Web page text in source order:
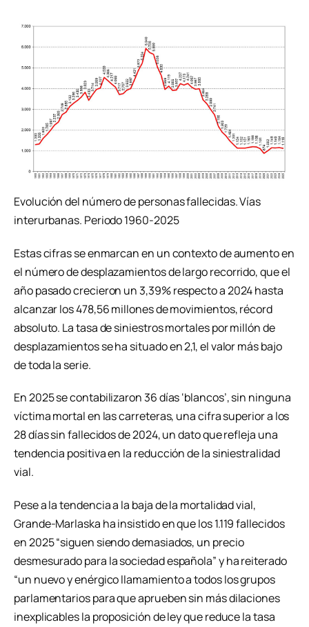
Evolución del número de personas fallecidas. Vías
interurbanas. Periodo 1960-2025
Estas cifras se enmarcan en un contexto de aumento en
el número de desplazamientos de largo recorrido, que el
año pasado crecieron un 3,39% respecto a 2024 hasta
alcanzar los 478,56 millones de movimientos, récord
absoluto. La tasa de siniestros mortales por millón de
desplazamientos se ha situado en 2,1, el valor más bajo
de toda la serie.
En 2025 se contabilizaron 36 días ‘blancos’, sin ninguna
víctima mortal en las carreteras, una cifra superior a los
28 días sin fallecidos de 2024, un dato que refleja una
tendencia positiva en la reducción de la siniestralidad
vial.
Pese a la tendencia a la baja de la mortalidad vial,
Grande-Marlaska ha insistido en que los 1.119 fallecidos
en 2025 “siguen siendo demasiados, un precio
desmesurado para la sociedad española” y ha reiterado
“un nuevo y enérgico llamamiento a todos los grupos
parlamentarios para que aprueben sin más dilaciones
inexplicables la proposición de ley que reduce la tasa